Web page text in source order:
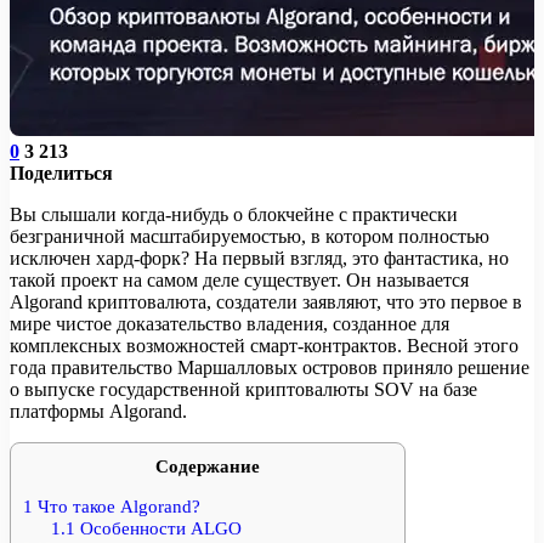
0 3 213
Поделиться
Вы слышали когда-нибудь о блокчейне с практически
безграничной масштабируемостью, в котором полностью
исключен хард-форк? На первый взгляд, это фантастика, но
такой проект на самом деле существует. Он называется
Algorand криптовалюта, создатели заявляют, что это первое в
мире чистое доказательство владения, созданное для
комплексных возможностей смарт-контрактов. Весной этого
года правительство Маршалловых островов приняло решение
о выпуске государственной криптовалюты SOV на базе
платформы Algorand.
Содержание
1 Что такое Algorand?
1.1 Особенности ALGO